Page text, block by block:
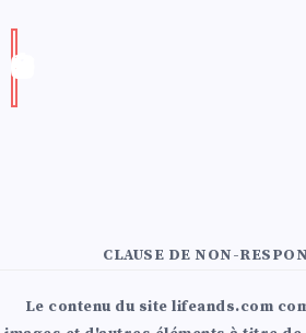
CLAUSE DE NON-
Le contenu du site lifeands.com